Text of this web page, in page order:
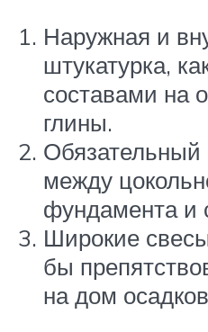
Наружная и
штукатурка,
составами на
глины.
Обязательный
между
фундамента и
Широкие
бы
на дом